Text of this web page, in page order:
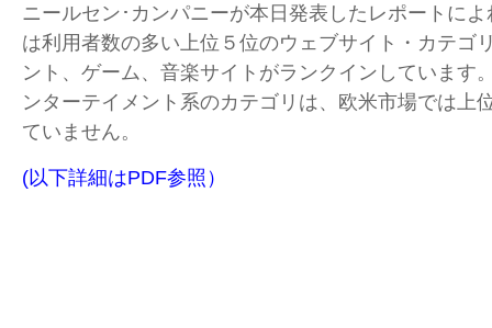
ニールセン･カンパニーが本日発表したレポートに
は利用者数の多い上位５位のウェブサイト・カテゴ
ント、ゲーム、音楽サイトがランクインしています
ンターテイメント系のカテゴリは、欧米市場では上
ていません。
(以下詳細はPDF参照）